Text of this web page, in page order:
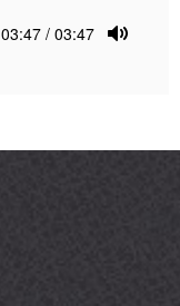
Current
03:47 / 03:47